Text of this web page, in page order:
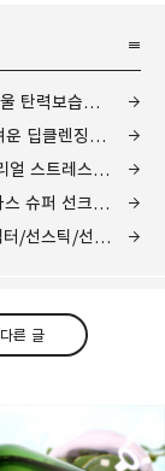
복합성이 써본 아이소이 코어탄력크림 EX : 가을겨울 탄력보습크림으로 딱!
그레이멜린 그린라이트 클렌징오일 : 자극없는 가벼운 딥클렌징에 딱!
디렉터파이가 선택한 필링패드 TOP of TOP : 아리얼 스트레스 릴리빙 데일리 픽 패드 2종 후기
마스크로 예민해진 피부! 순한 선크림 추천 : 원더바스 슈퍼 선크림 3종
AHC 내추럴 퍼펙션 프로쉴드 3종 비교리뷰(선퍼펙터/선스틱/선크림)
다른 글